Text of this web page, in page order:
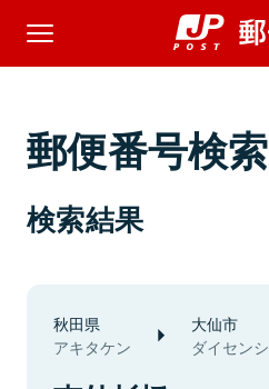
郵便番号検索
検索結果
秋田県
アキタケン
大仙市
ダイセンシ